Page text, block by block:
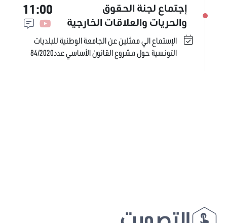
إجتماع لجنة الحقوق
والحريات والعلاقات الخارجية
11:00
الإستماع الي ممثلين عن الجامعة الوطنية للبلديات
التونسية حول مشروع القانون الأساسي عدد84/2020